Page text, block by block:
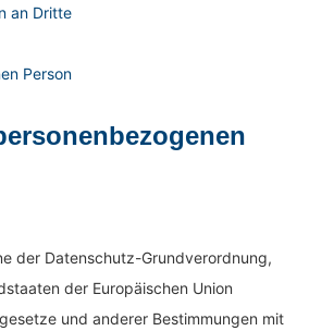
an Dritte
Person
der Datenschutz-Grundverordnung,
der Europäischen Union
und anderer Bestimmungen mit